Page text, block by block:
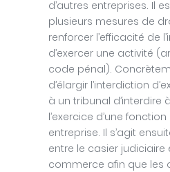
d’autres entreprises. Il
plusieurs mesures de
renforcer l’efficacité de
d’exercer une activité
code pénal).
d’élargir l’interdiction
à un tribunal d’interdire
l’exercice d’une
entreprise. Il s’agit
entre le casier judiciaire
commerce afin que les